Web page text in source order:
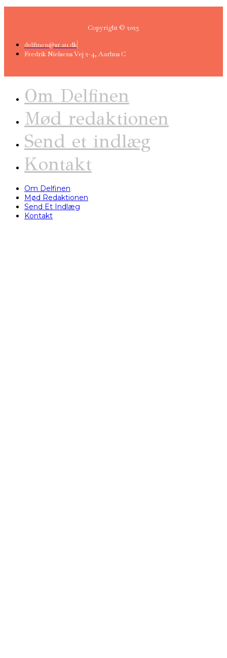
Copyright © 2023
delfinen@sr.au.dk
Fredrik Nielsens Vej 2-4, Aarhus C
Om Delfinen
Mød redaktionen
Send et indlæg
Kontakt
Om Delfinen
Mød Redaktionen
Send Et Indlæg
Kontakt